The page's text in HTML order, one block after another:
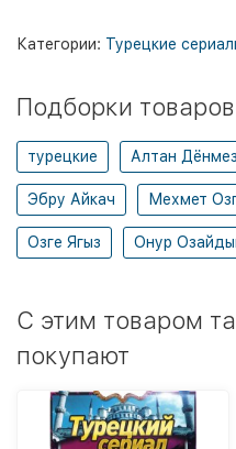
Категории: Турецкие
Подборки
турецкие Алтан Дёнмез
Эбру Айкач Мехмет
Озге Ягыз Онур
C этим товаром
покупают